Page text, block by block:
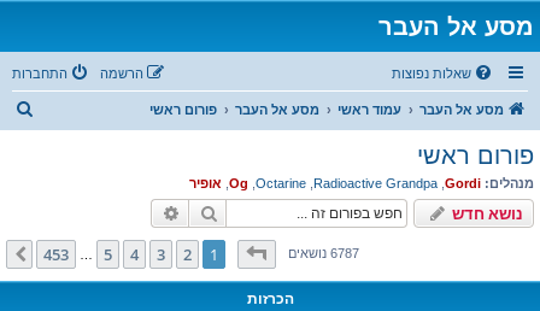
מסע אל העבר
שאלות נפוצות התחברות הרשמה
מסע אל העבר עמוד ראשי מסע אל העבר פורום ראשי
ח
פורום ראשי
מנהלים: Gordi
,
Radioactive Grandpa
,
Octarine
,
Og
, אופיר
נושא חדש חיפוש
6787 נושאיםדף1מתוך 453
1
2
3
4
5
453 הבא
הכרזות